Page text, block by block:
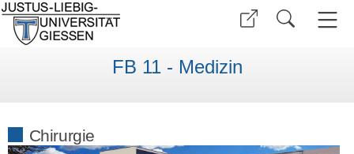
FB 11 - Medizin
Chirurgie